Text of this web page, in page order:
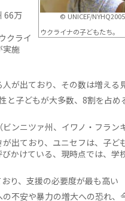
© UNICEF/
ウクライナの子どもたち。
66万
クライ
実施
が出ており、その数は増える
と子どもが大多数、8割を占め
ンニツァ州、イワノ・フラン
出ており、ユニセフは、子ど
かけている、現時点では、学
り、支援の必要度が最も高い
不安や暴力の増大への恐れ、